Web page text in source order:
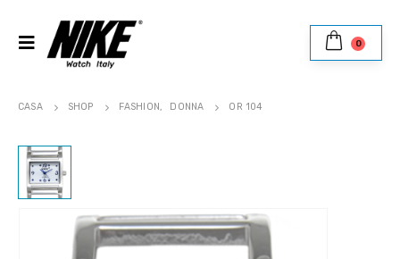
0
CASA SHOP FASHION, DONNA OR 104